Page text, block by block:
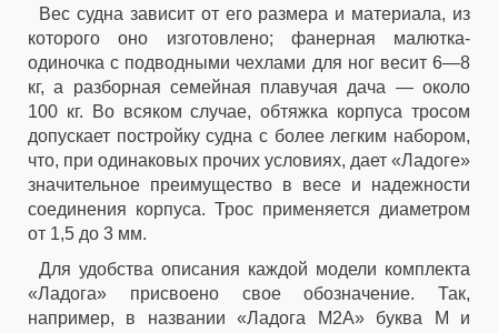
Вес судна зависит от его размера и материала, из
которого оно изготовлено; фанерная малютка-
одиночка с подводными чехлами для ног весит 6—8
кг, а разборная семейная плавучая дача — около
100 кг. Во всяком случае, обтяжка корпуса тросом
допускает постройку судна с более легким набором,
что, при одинаковых прочих условиях, дает «Ладоге»
значительное преимущество в весе и надежности
соединения корпуса. Трос применяется диаметром
от 1,5 до 3 мм.
Для удобства описания каждой модели комплекта
«Ладога» присвоено свое обозначение. Так,
например, в названии «Ладога М2А» буква М и